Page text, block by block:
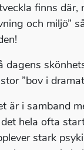
finns där,
och miljö”
dagens
”bov i
är i samband
hela ofta
stark